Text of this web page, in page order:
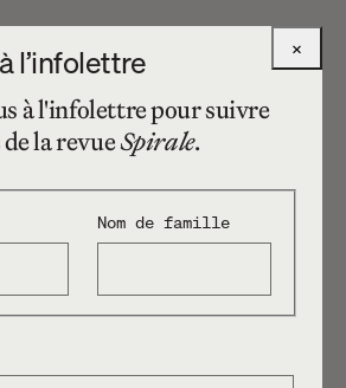
×
l’infolettre
à l'infolettre pour suivre
la revueSpirale.
Nom de famille